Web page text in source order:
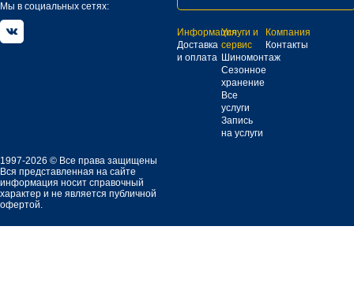
Мы в социальных сетях:
Информация
Доставка
и оплата
Услуги и
сервис
Шиномонтаж
Сезонное
хранение
Все
услуги
Запись
на услуги
Компания
Контакты
1997-2026 © Все права защищены
Вся представленная на сайте
информация носит справочный
характер и не является публичной
офертой.